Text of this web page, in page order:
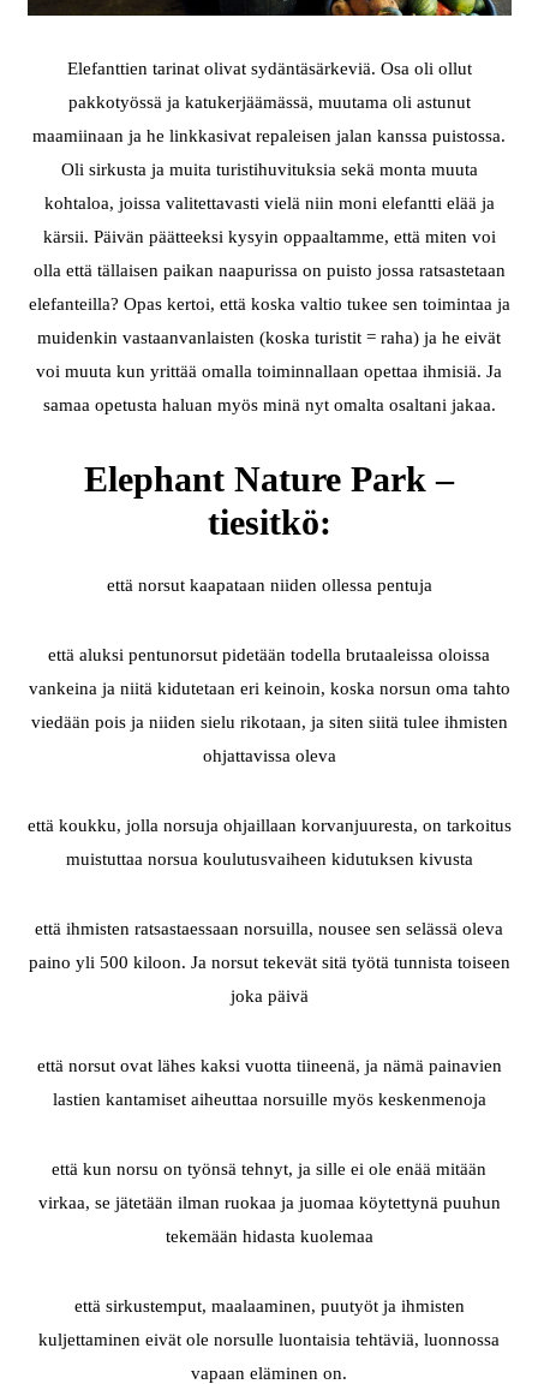
Elefanttien tarinat olivat sydäntäsärkeviä. Osa oli ollut
pakkotyössä ja katukerjäämässä, muutama oli astunut
maamiinaan ja he linkkasivat repaleisen jalan kanssa puistossa.
Oli sirkusta ja muita turistihuvituksia sekä monta muuta
kohtaloa, joissa valitettavasti vielä niin moni elefantti elää ja
kärsii. Päivän päätteeksi kysyin oppaaltamme, että miten voi
olla että tällaisen paikan naapurissa on puisto jossa ratsastetaan
elefanteilla? Opas kertoi, että koska valtio tukee sen toimintaa ja
muidenkin vastaanvanlaisten (koska turistit = raha) ja he eivät
voi muuta kun yrittää omalla toiminnallaan opettaa ihmisiä. Ja
samaa opetusta haluan myös minä nyt omalta osaltani jakaa.
Elephant Nature Park –
tiesitkö:
että norsut kaapataan niiden ollessa pentuja
että aluksi pentunorsut pidetään todella brutaaleissa oloissa
vankeina ja niitä kidutetaan eri keinoin, koska norsun oma tahto
viedään pois ja niiden sielu rikotaan, ja siten siitä tulee ihmisten
ohjattavissa oleva
että koukku, jolla norsuja ohjaillaan korvanjuuresta, on tarkoitus
muistuttaa norsua koulutusvaiheen kidutuksen kivusta
että ihmisten ratsastaessaan norsuilla, nousee sen selässä oleva
paino yli 500 kiloon. Ja norsut tekevät sitä työtä tunnista toiseen
joka päivä
että norsut ovat lähes kaksi vuotta tiineenä, ja nämä painavien
lastien kantamiset aiheuttaa norsuille myös keskenmenoja
että kun norsu on työnsä tehnyt, ja sille ei ole enää mitään
virkaa, se jätetään ilman ruokaa ja juomaa köytettynä puuhun
tekemään hidasta kuolemaa
että sirkustemput, maalaaminen, puutyöt ja ihmisten
kuljettaminen eivät ole norsulle luontaisia tehtäviä, luonnossa
vapaan eläminen on.